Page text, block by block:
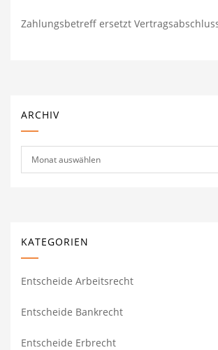
Zahlungsbetreff ersetzt
ARCHIV
KATEGORIEN
Entscheide Arbeitsrecht
Entscheide Bankrecht
Entscheide Erbrecht